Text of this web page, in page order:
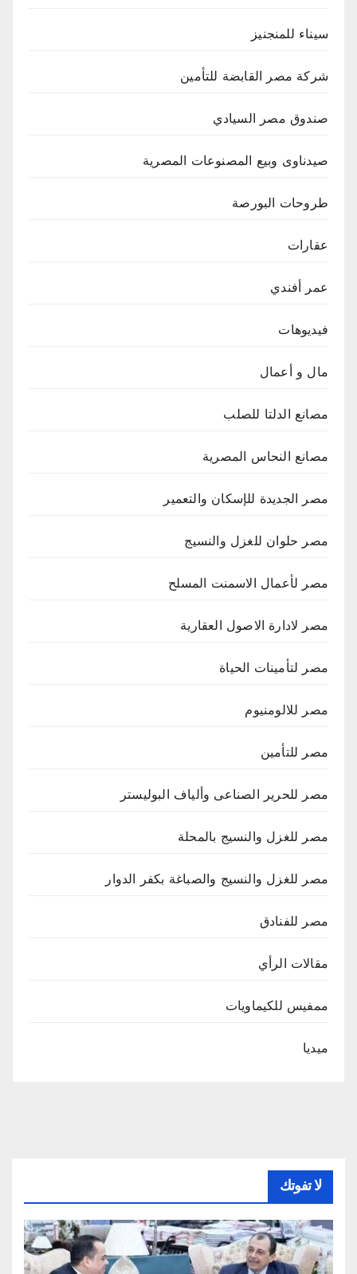
سيناء للمنجنيز
شركة مصر القابضة للتأمين
صندوق مصر السيادي
صيدناوى وبيع المصنوعات المصرية
طروحات البورصة
عقارات
عمر أفندي
فيديوهات
مال و أعمال
مصانع الدلتا للصلب
مصانع النحاس المصرية
مصر الجديدة للإسكان والتعمير
مصر حلوان للغزل والنسيج
مصر لأعمال الاسمنت المسلح
مصر لادارة الاصول العقارية
مصر لتأمينات الحياة
مصر للالومنيوم
مصر للتأمين
مصر للحرير الصناعى وألياف البوليستر
مصر للغزل والنسيج بالمحلة
مصر للغزل والنسيج والصباغة بكفر الدوار
مصر للفنادق
مقالات الرأي
ممفيس للكيماويات
ميديا
لا تفوتك